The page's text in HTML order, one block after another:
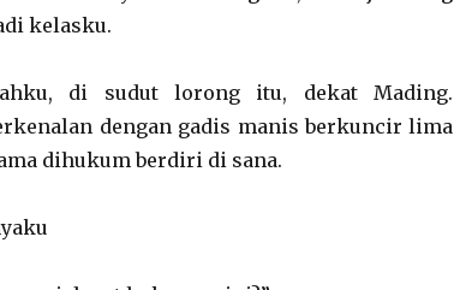
kelasku.
di sudut lorong itu, dekat Mading.
dengan gadis manis berkuncir lima
dihukum berdiri di sana.